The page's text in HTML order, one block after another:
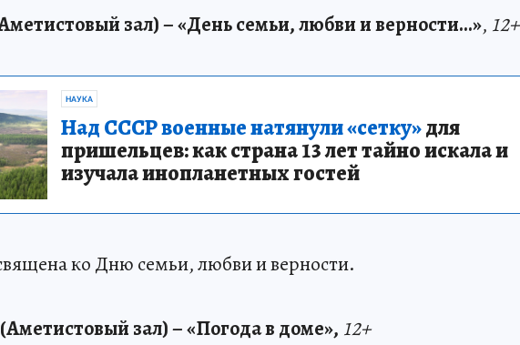
зал) – «День семьи, любви и верности...», 12+
НАУКА
Над СССР военные натянули «сетку»для
пришельцев: как страна 13 лет тайно искала и
изучала инопланетных гостей
ко Дню семьи, любви и верности.
(Аметистовый зал) – «Погода в доме», 12+